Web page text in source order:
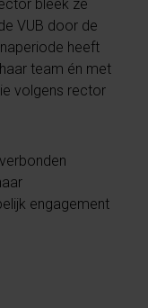
bleek ze
VUB door de
heeft
team én met
volgens rector
engagement